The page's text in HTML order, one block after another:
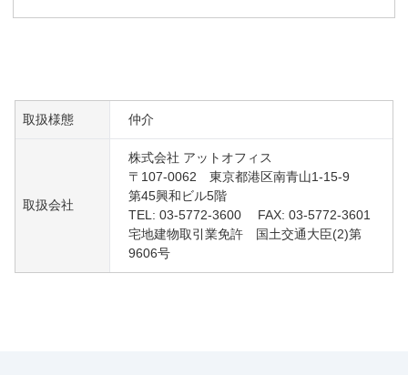
取扱様態 仲介
取扱会社
株式会社 アットオフィス
〒107-0062 東京都港区南青山1-15-9
第45興和ビル5階
TEL: 03-5772-3600 FAX: 03-5772-3601
宅地建物取引業免許 国土交通大臣(2)第
9606号